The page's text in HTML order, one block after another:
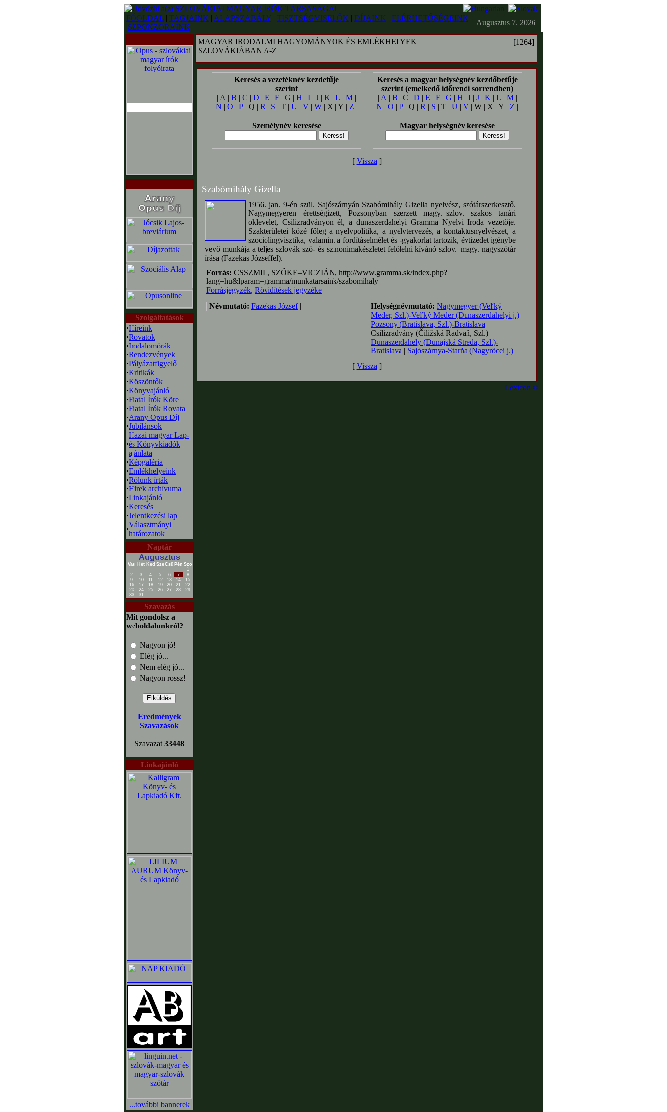
FŐOLDAL | TAGJAINK | ALAPSZABÁLY | TISZTSÉGVISELŐK | DÍJAINK | ELÉRHETŐSÉGEINK
| SZPONZORAINK |
Augusztus 7. 2026
Szolgáltatások
·Híreink
·Rovatok
·Irodalomórák
·Rendezvények
·Pályázatfigyelő
·Kritikák
·Köszöntők
·Könyvajánló
·Fiatal Írók Köre
·Fiatal Írók Rovata
·Arany Opus Díj
·Jubilánsok
·
Hazai magyar Lap-
és Könyvkiadók
ajánlata
·Képgaléria
·Emlékhelyeink
·Rólunk írták
·Hírek archívuma
·Linkajánló
·Keresés
·Jelentkezési lap
·
Választmányi
határozatok
Naptár
Augusztus
Vas Hét Ked SzeCsü Pén Szo
1
2
3 4 5 6 7
8
9
10 11 12 13 14
15
16
17 18 19 20 21
22
23
24 25 26 27 28
29
30
31
Szavazás
Mit gondolsz a
weboldalunkról?
Nagyon jó!
Elég jó...
Nem elég jó...
Nagyon rossz!
Eredmények
Szavazások
Szavazat 33448
Linkajánló
...további bannerek
MAGYAR IRODALMI HAGYOMÁNYOK ÉS EMLÉKHELYEK
SZLOVÁKIÁBAN A-Z
[1264]
Keresés a vezetéknév kezdetűje
szerint
| A | B | C | D | E | F | G | H | I | J | K | L | M |
N | O | P| Q | R | S | T| U | V| W| X | Y | Z |
Keresés a magyar helységnév kezdőbetűje
szerint (emelkedő időrendi sorrendben)
| A | B | C | D | E | F| G | H | I| J| K | L | M|
N | O | P | Q | R | S | T | U | V | W | X | Y | Z |
Személynév keresése Magyar helységnév keresése
[ Vissza ]
Szabómihály Gizella
1956. jan. 9-én szül. Sajószárnyán Szabómihály Gizella nyelvész, szótárszerkesztő.
Nagymegyeren érettségizett, Pozsonyban szerzett magy.–szlov. szakos tanári
oklevelet, Csilizradványon él, a dunaszerdahelyi Gramma Nyelvi Iroda vezetője.
Szakterületei közé főleg a nyelvpolitika, a nyelvtervezés, a kontaktusnyelvészet, a
szociolingvisztika, valamint a fordításelmélet és -gyakorlat tartozik, évtizedet igénybe
vevő munkája a teljes szlovák szó- és szinonimakészletet felölelni kívánó szlov.–magy. nagyszótár
írása (Fazekas Józseffel).
Forrás: CSSZMIL, SZŐKE–VICZIÁN, http://www.gramma.sk/index.php?
lang=hu&lparam=gramma/munkatarsaink/szabomihaly
Forrásjegyzék, Rövidítések jegyzéke
Névmutató: Fazekas József| Helységnévmutató: Nagymegyer (Veľký
Meder, Szl.)-Veľký Meder (Dunaszerdahelyi j.) |
Pozsony (Bratislava, Szl.)-Bratislava |
Csilizradvány (Čiližská Radvaň, Szl.) |
Dunaszerdahely (Dunajská Streda, Szl.)-
Bratislava | Sajószárnya-Starňa (Nagyrőcei j.) |
[ Vissza ]
Lexicon ©